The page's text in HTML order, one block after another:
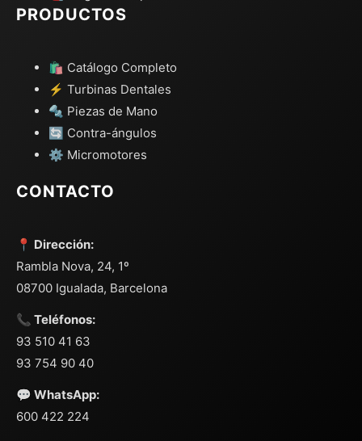
PRODUCTOS
🛍️ Catálogo Completo
⚡ Turbinas Dentales
🔩 Piezas de Mano
🔄 Contra-ángulos
⚙️ Micromotores
CONTACTO
📍 Dirección:
Rambla Nova, 24, 1º
08700 Igualada, Barcelona
📞 Teléfonos:
93 510 41 63
93 754 90 40
💬 WhatsApp:
600 422 224